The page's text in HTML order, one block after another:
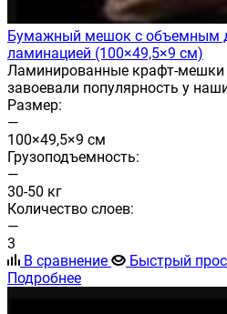
Бумажный мешок с объемным
ламинацией (100×49,5×9 см)
Ламинированные крафт-мешки
завоевали популярность у
Размер:
—
100×49,5×9 см
Грузоподъемность:
—
30-50 кг
Количество слоев:
—
3
В сравнение
Быстрый
Подробнее